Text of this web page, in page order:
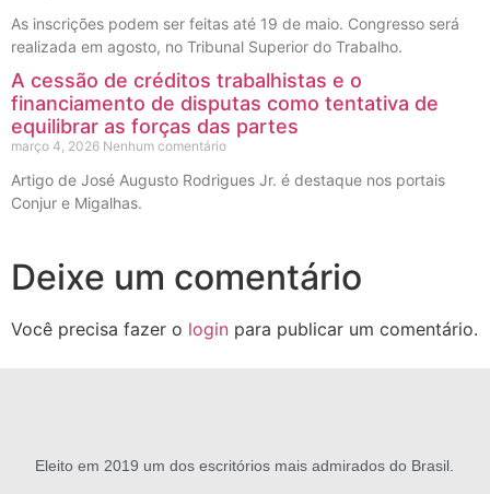
As inscrições podem ser feitas até 19 de maio. Congresso será
realizada em agosto, no Tribunal Superior do Trabalho.
A cessão de créditos trabalhistas e o
financiamento de disputas como tentativa de
equilibrar as forças das partes
março 4, 2026 Nenhum comentário
Artigo de José Augusto Rodrigues Jr. é destaque nos portais
Conjur e Migalhas.
Deixe um comentário
Você precisa fazer o login para publicar um comentário.
Eleito em 2019 um dos escritórios mais admirados do Brasil.